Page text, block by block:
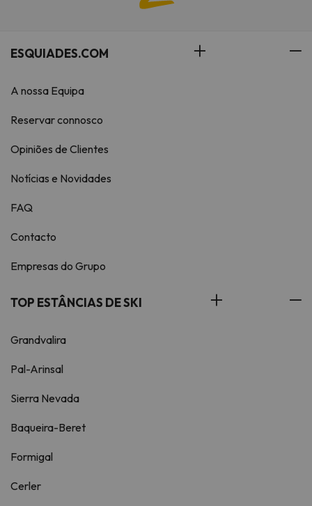
ESQUIADES.COM
A nossa Equipa
Reservar connosco
Opiniões de Clientes
Notícias e Novidades
FAQ
Contacto
Empresas do Grupo
TOP ESTÂNCIAS DE SKI
Grandvalira
Pal-Arinsal
Sierra Nevada
Baqueira-Beret
Formigal
Cerler